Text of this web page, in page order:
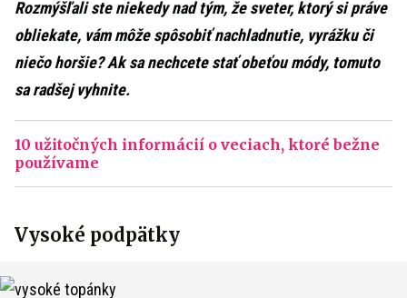
Rozmýšľali ste niekedy nad tým, že sveter, ktorý si práve
obliekate, vám môže spôsobiť nachladnutie, vyrážku či
niečo horšie? Ak sa nechcete stať obeťou módy, tomuto
sa radšej vyhnite.
10 užitočných informácií o veciach, ktoré bežne
používame
Vysoké podpätky